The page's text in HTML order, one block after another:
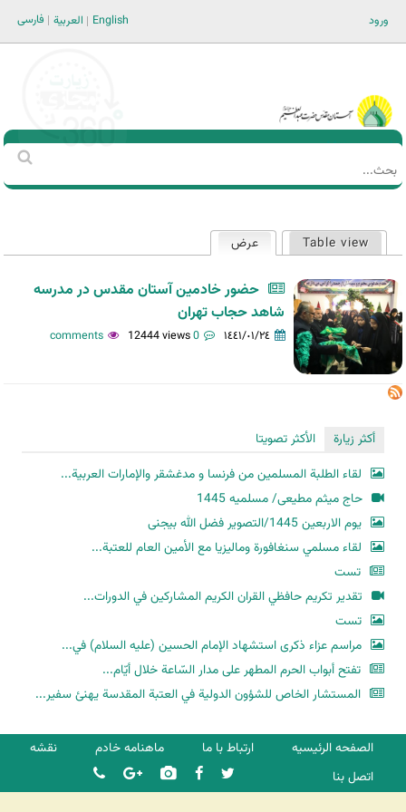
ورود فارسی العربية English
Main men-AR
استمارة
‏
الأساسية
Table view عرض
حضور خادمین آستان مقدس در مدرسه
شاهد حجاب تهران
١٤٤١/٠١/٢٤ 0 comments
12444 views
أكثر زيارة
الأكثر تصويتا
لقاء الطلبة المسلمين من فرنسا و مدغشقر والإمارات العربية...
حاج میثم مطیعی/ مسلمیه 1445
یوم الاربعین 1445/التصویر فضل الله بیجنی
لقاء مسلمي سنغافورة وماليزيا مع الأمين العام للعتبة...
تست
تقدير تكريم حافظي القران الكريم المشاركين في الدورات...
تست
مراسم عزاء ذكرى استشهاد الإمام الحسين (عليه السلام) في...
تفتح أبواب الحرم المطهر على مدار السّاعة خلال أيّام...
المستشار الخاص للشؤون الدولية في العتبة المقدسة يهنئ سفير...
الصفحه الرئیسیه ارتباط با ما ماهنامه خادم
نقشه
اتصل بنا